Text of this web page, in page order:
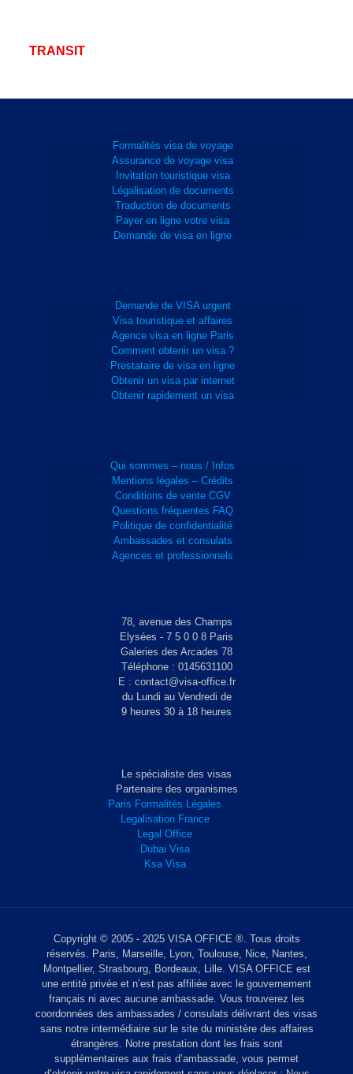
TRANSIT
Formalités visa de voyage
Assurance de voyage visa
Invitation touristique visa
Légalisation de documents
Traduction de documents
Payer en ligne votre visa
Demande de visa en ligne
Demande de VISA urgent
Visa touristique et affaires
Agence visa en ligne Paris
Comment obtenir un visa ?
Prestataire de visa en ligne
Obtenir un visa par internet
Obtenir rapidement un visa
Qui sommes – nous / Infos
Mentions légales – Crédits
Conditions de vente CGV
Questions fréquentes FAQ
Politique de confidentialité
Ambassades et consulats
Agences et professionnels
78, avenue des Champs
Elysées - 7 5 0 0 8 Paris
Galeries des Arcades 78
Téléphone : 0145631100
E : contact@visa-office.fr
du Lundi au Vendredi de
9 heures 30 à 18 heures
Le spécialiste des visas
Partenaire des organismes
Paris Formalités Légales
Legalisation France
Legal Office
Dubai Visa
Ksa Visa
Copyright © 2005 - 2025 VISA OFFICE ®. Tous droits
réservés. Paris, Marseille, Lyon, Toulouse, Nice, Nantes,
Montpellier, Strasbourg, Bordeaux, Lille. VISA OFFICE est
une entité privée et n’est pas affiliée avec le gouvernement
français ni avec aucune ambassade. Vous trouverez les
coordonnées des ambassades / consulats délivrant des visas
sans notre intermédiaire sur le site du ministère des affaires
étrangères. Notre prestation dont les frais sont
supplémentaires aux frais d’ambassade, vous permet